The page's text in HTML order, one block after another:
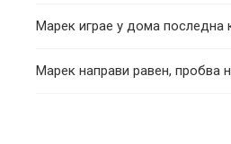
Марек играе у дома последна
Марек направи равен, пробва